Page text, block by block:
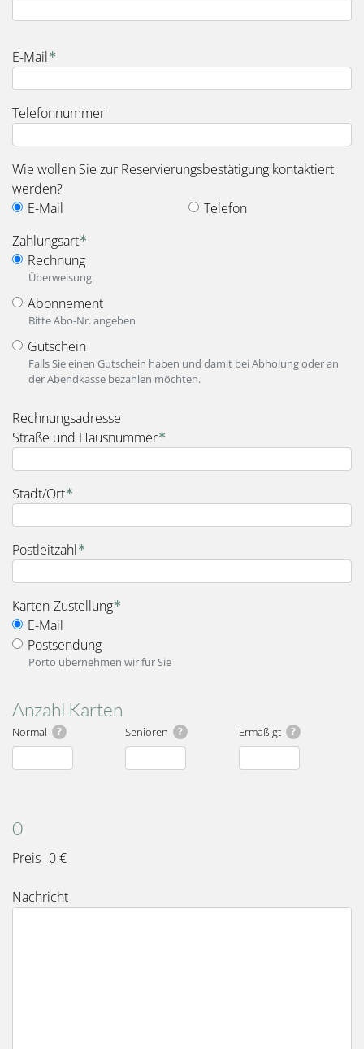
E-Mail
Telefonnummer
Wie wollen Sie zur Reservierungsbestätigung kontaktiert
werden?
E-Mail
Telefon
Zahlungsart
Rechnung
Überweisung
Abonnement
Bitte Abo-Nr. angeben
Gutschein
Falls Sie einen Gutschein haben und damit bei Abholung oder an
der Abendkasse bezahlen möchten.
fieldset_for_payment_options
Rechnungsadresse
Straße und Hausnummer
Stadt/Ort
Postleitzahl
fieldset_for_delivery_options
Karten-Zustellung
E-Mail
Postsendung
Porto übernehmen wir für Sie
Anzahl Karten
?
Normal ?
Senioren ?
Ermäßigt
Gesamt
0
Preis 0 €
Nachricht